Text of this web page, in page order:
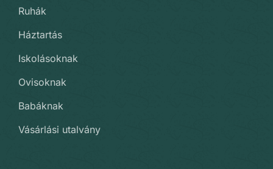
Ruhák
Háztartás
Iskolásoknak
Ovisoknak
Babáknak
Vásárlási utalvány